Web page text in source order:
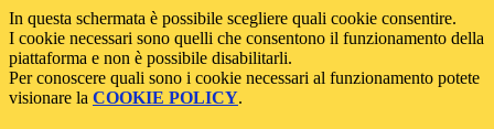
In questa schermata è possibile scegliere quali cookie consentire.
I cookie necessari sono quelli che consentono il funzionamento della
piattaforma e non è possibile disabilitarli.
Per conoscere quali sono i cookie necessari al funzionamento potete
visionare la COOKIE POLICY.